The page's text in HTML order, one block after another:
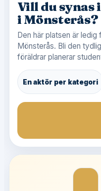
Vill du
i Mönsterås?
Den här platsen är
Mönsterås. Bli den
föräldrar planerar
En aktör per kategori